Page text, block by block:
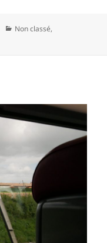
Catégories
Non classé,